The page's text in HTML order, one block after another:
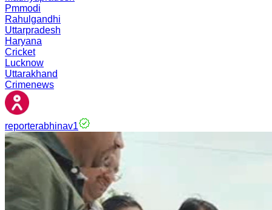
Pmmodi
Rahulgandhi
Uttarpradesh
Haryana
Cricket
Lucknow
Uttarakhand
Crimenews
reporterabhinav1